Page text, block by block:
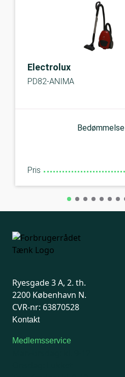
Electrolux
PD82-ANIMA
Bedømmelse
Pris
Ryesgade 3 A, 2. th.
2200 København N.
CVR-nr: 63870528
Kontakt
Medlemsservice